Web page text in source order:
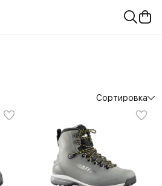
Сортировка